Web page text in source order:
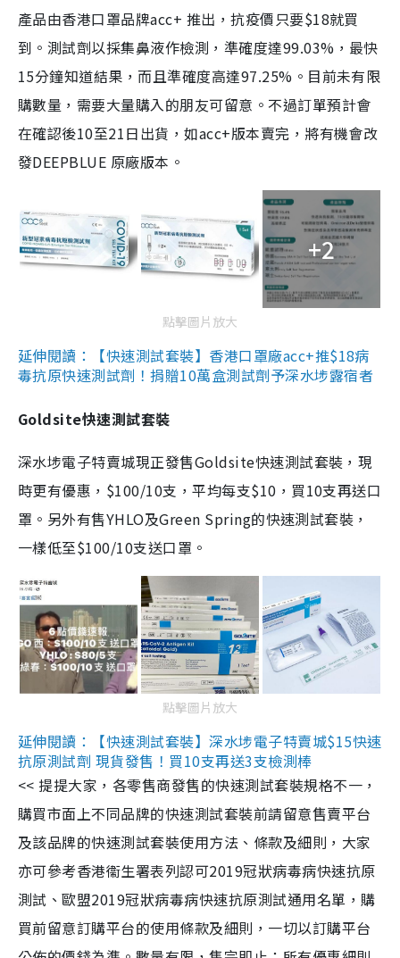
產品由香港口罩品牌acc+ 推出，抗疫價只要$18就買
到。測試劑以採集鼻液作檢測，準確度達99.03%，最快
15分鐘知道結果，而且準確度高達97.25%。目前未有限
購數量，需要大量購入的朋友可留意。不過訂單預計會
在確認後10至21日出貨，如acc+版本賣完，將有機會改
發DEEPBLUE 原廠版本。
+2
點擊圖片放大
延伸閱讀：【快速測試套裝】香港口罩廠acc+推$18病
毒抗原快速測試劑！捐贈10萬盒測試劑予深水埗露宿者
Goldsite快速測試套裝
深水埗電子特賣城現正發售Goldsite快速測試套裝，現
時更有優惠，$100/10支，平均每支$10，買10支再送口
罩。另外有售YHLO及Green Spring的快速測試套裝，
一樣低至$100/10支送口罩。
點擊圖片放大
延伸閱讀：【快速測試套裝】深水埗電子特賣城$15快速
抗原測試劑 現貨發售！買10支再送3支檢測棒
<< 提提大家，各零售商發售的快速測試套裝規格不一，
購買市面上不同品牌的快速測試套裝前請留意售賣平台
及該品牌的快速測試套裝使用方法、條款及細則，大家
亦可參考香港衞生署表列認可2019冠狀病毒病快速抗原
測試、歐盟2019冠狀病毒病快速抗原測試通用名單，購
買前留意訂購平台的使用條款及細則，一切以訂購平台